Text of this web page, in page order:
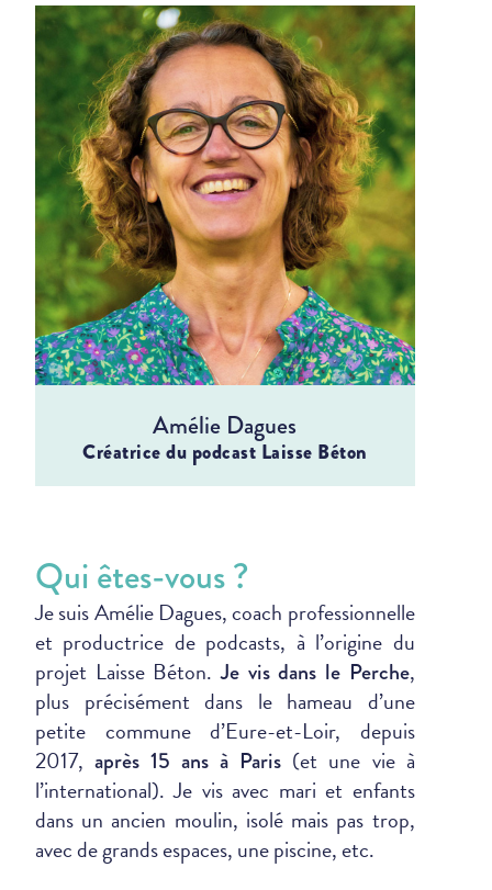
Amélie Dagues
Créatrice du podcast Laisse Béton
Qui êtes-vous ?
Je suis Amélie Dagues, coach professionnelle
et productrice de podcasts, à l’origine du
projet Laisse Béton.Je vis dans le Perche,
plus précisément dans le hameau d’une
petite commune d’Eure-et-Loir, depuis
2017,après 15 ans à Paris (et une vie à
l’international). Je vis avec mari et enfants
dans un ancien moulin, isolé mais pas trop,
avec de grands espaces, une piscine, etc.